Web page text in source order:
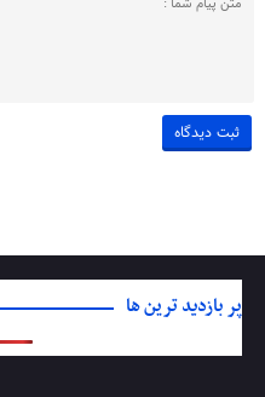
پر بازدید ترین ها